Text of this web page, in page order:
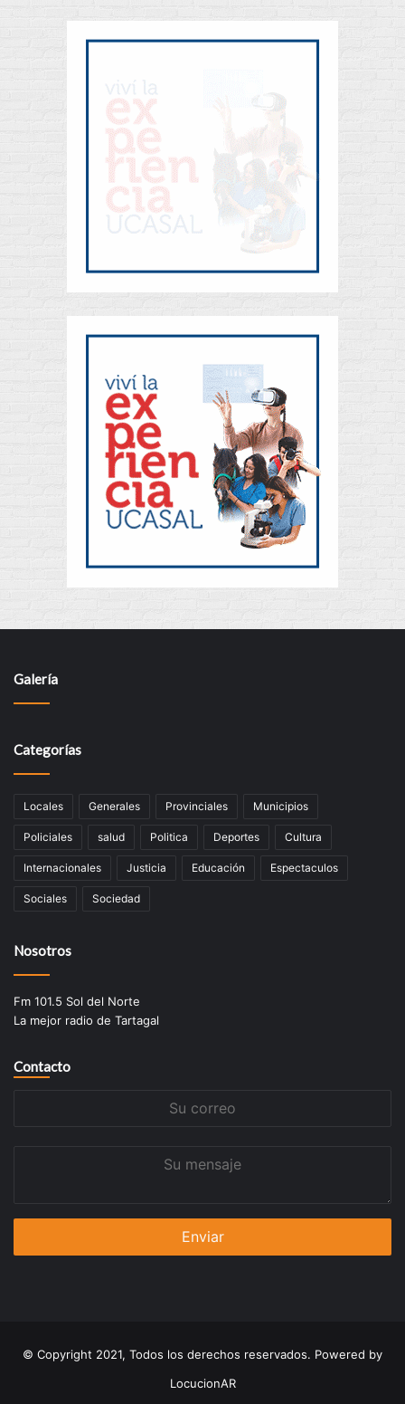
Galería
Categorías
Locales Generales Provinciales Municipios
Policiales salud Politica Deportes Cultura
Internacionales Justicia Educación Espectaculos
Sociales Sociedad
Nosotros
Fm 101.5 Sol del Norte
La mejor radio de Tartagal
Contacto
© Copyright 2021, Todos los derechos reservados. Powered by
LocucionAR